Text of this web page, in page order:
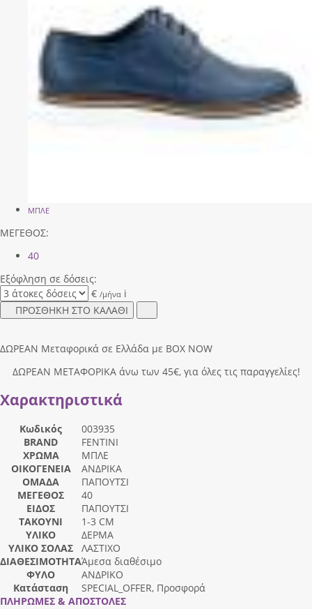
ΜΠΛΕ
ΜΕΓΕΘΟΣ:
40
Εξόφληση σε δόσεις:
€ /μήνα i
ΠΡΟΣΘΗΚΗ ΣΤΟ ΚΑΛΑΘΙ
ΔΩΡΕΑΝ Μεταφορικά σε Ελλάδα με BOX NOW
ΔΩΡΕΑΝ ΜΕΤΑΦΟΡΙΚΑ άνω των 45€, για όλες τις παραγγελίες!
Χαρακτηριστικά
Κωδικός
003935
BRAND
FENTINI
ΧΡΩΜΑ
ΜΠΛΕ
ΟΙΚΟΓΕΝΕΙΑ
ΑΝΔΡΙΚΑ
ΟΜΑΔΑ
ΠΑΠΟΥΤΣΙ
ΜΕΓΕΘΟΣ
40
ΕΙΔΟΣ
ΠΑΠΟΥΤΣΙ
ΤΑΚΟΥΝΙ
1-3 CM
ΥΛΙΚΟ
ΔΕΡΜΑ
ΥΛΙΚΟ ΣΟΛΑΣ
ΛΑΣΤΙΧΟ
ΔΙΑΘΕΣΙΜΟΤΗΤΑΆμεσα διαθέσιμο
ΦΥΛΟ
ΑΝΔΡΙΚΟ
Κατάσταση
SPECIAL_OFFER, Προσφορά
ΠΛΗΡΩΜΕΣ & ΑΠΟΣΤΟΛΕΣ